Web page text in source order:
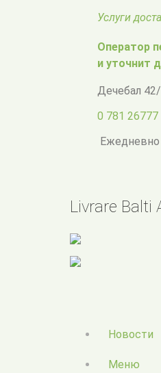
Услуги
Оператор
и уточнит
Дечебал
0 781 26777
Ежедневно
Livrare Balti
Новости
Меню